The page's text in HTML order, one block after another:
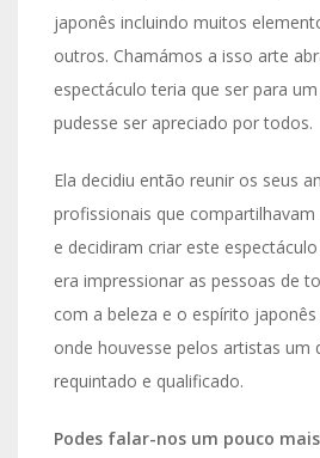
japonês incluindo muitos
outros. Chamámos a isso arte
espectáculo teria que ser para
pudesse ser apreciado por todos.
Ela decidiu então reunir os seus
profissionais que
e decidiram criar este
era impressionar as pessoas de
com a beleza e o espírito
onde houvesse pelos artistas um
requintado e qualificado.
Podes falar-nos um pouco